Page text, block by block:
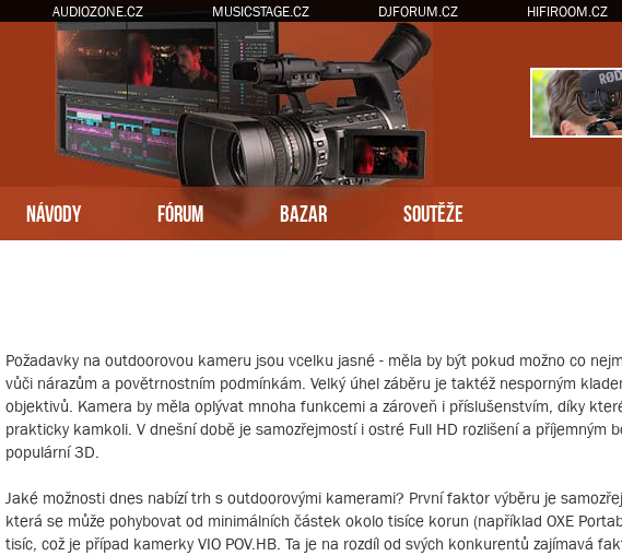
AUDIOZONE.CZ MUSICSTAGE.CZ DJFORUM.CZ HIFIROOM.CZ
NÁVODY FÓRUM BAZAR SOUTĚŽE
Požadavky na outdoorovou kameru jsou vcelku jasné - měla by být pokud možno co
vůči nárazům a povětrnostním podmínkám. Velký úhel záběru je taktéž nesporným
objektivů. Kamera by měla oplývat mnoha funkcemi a zároveň i příslušenstvím, díky
prakticky kamkoli. V dnešní době je samozřejmostí i ostré Full HD rozlišení a příjemným
populární 3D.
Jaké možnosti dnes nabízí trh s outdoorovými kamerami? První faktor výběru je
která se může pohybovat od minimálních částek okolo tisíce korun (například OXE
tisíc, což je případ kamerky VIO POV.HB. Ta je na rozdíl od svých konkurentů zajímavá